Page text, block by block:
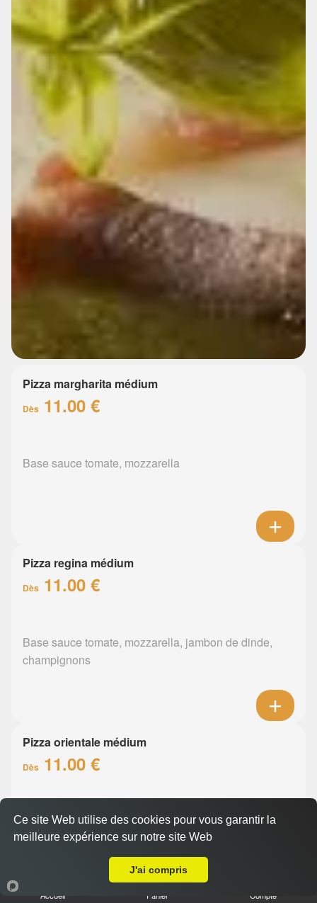
Pizza margharita médium
Dès 11.00 €
Base sauce tomate, mozzarella
Pizza regina médium
Dès 11.00 €
Base sauce tomate, mozzarella, jambon de dinde,
champignons
Pizza orientale médium
Dès 11.00 €
Base sauce tomate, mozzarella, merguez, poivrons
Accueil Panier Compte
Ce site Web utilise des cookies pour vous garantir la
meilleure expérience sur notre site Web
J'ai compris